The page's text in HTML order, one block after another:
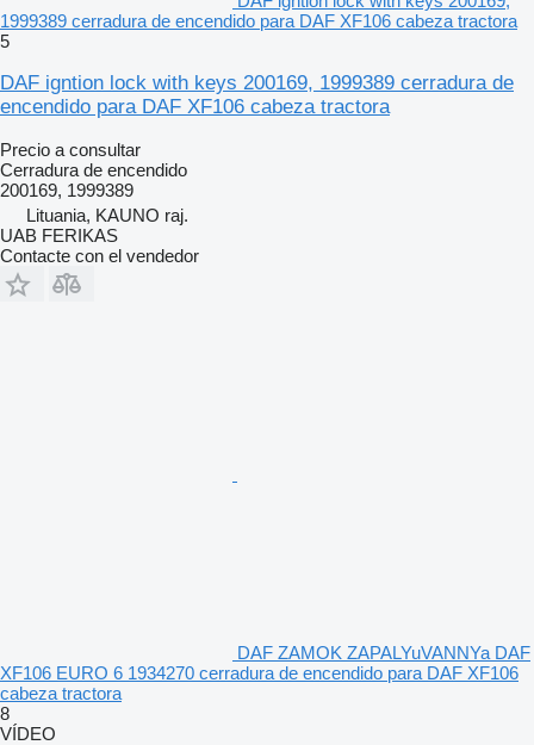
1999389 cerradura de encendido para DAF XF106 cabeza tractora
5
DAF igntion lock with keys 200169, 1999389 cerradura de
encendido para DAF XF106 cabeza tractora
Precio a consultar
Cerradura de encendido
200169, 1999389
Lituania, KAUNO raj.
UAB FERIKAS
Contacte con el vendedor
DAF ZAMOK ZAPALYuVANNYa DAF
XF106 EURO 6 1934270 cerradura de encendido para DAF XF106
cabeza tractora
8
VÍDEO